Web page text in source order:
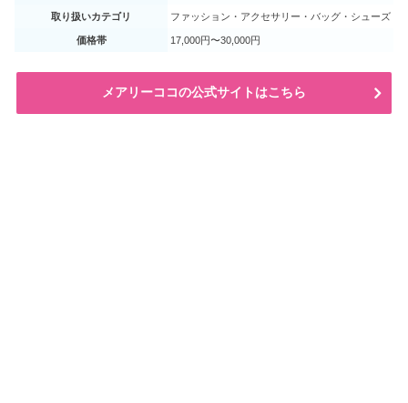
取り扱いカテゴリ ファッション・アクセサリー・バッグ・シューズ
価格帯 17,000円〜30,000円
メアリーココの公式サイトはこちら